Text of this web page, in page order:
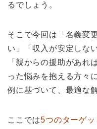
るでしょう。
そこで今回は「名義変
い」「収入が安定しな
「親からの援助があれ
った悩みを抱える方々
例に基づいて、最適な
ここでは5つのターゲッ